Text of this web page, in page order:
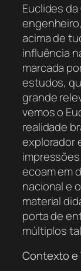
Euclides
acima de
influência
marcada
estudos,
grande
vemos o
realidade
explorador
ecoam em
nacional e
material
porta de
múltiplos
Contexto e